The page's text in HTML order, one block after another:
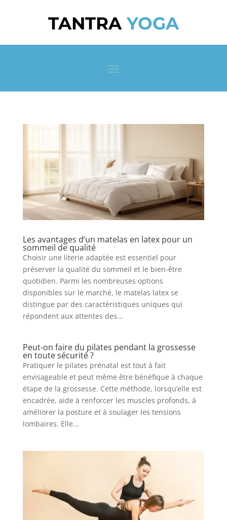
TANTRAYOGA
Les avantages d’un matelas en latex pour un
sommeil de qualité
Choisir une literie adaptée est essentiel pour
préserver la qualité du sommeil et le bien-être
quotidien. Parmi les nombreuses options
disponibles sur le marché, le matelas latex se
distingue par des caractéristiques uniques qui
répondent aux attentes des...
Peut-on faire du pilates pendant la grossesse
en toute sécurité ?
Pratiquer le pilates prénatal est tout à fait
envisageable et peut même être bénéfique à chaque
étape de la grossesse. Cette méthode, lorsqu’elle est
encadrée, aide à renforcer les muscles profonds, à
améliorer la posture et à soulager les tensions
lombaires. Elle...